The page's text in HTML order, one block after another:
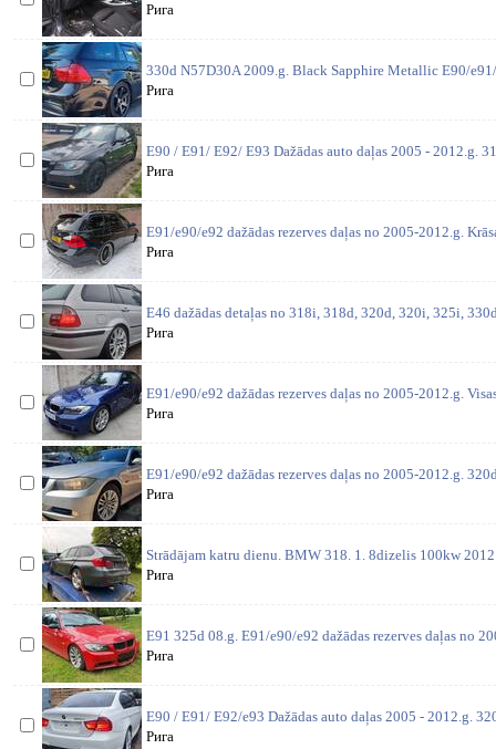
Рига
330d N57D30A 2009.g. Black Sapphire Metallic E90/e91/
Рига
E90 / E91/ E92/ E93 Dažādas auto daļas 2005 - 2012.g.
Рига
E91/e90/e92 dažādas rezerves daļas no 2005-2012.g.
Рига
E46 dažādas detaļas no 318i, 318d, 320d, 320i, 325i,
Рига
E91/e90/e92 dažādas rezerves daļas no 2005-2012.g.
Рига
E91/e90/e92 dažādas rezerves daļas no 2005-2012.g.
Рига
Strādājam katru dienu. BMW 318. 1. 8dizelis 100kw
Рига
E91 325d 08.g. E91/e90/e92 dažādas rezerves daļas no
Рига
E90 / E91/ E92/e93 Dažādas auto daļas 2005 - 2012.g.
Рига